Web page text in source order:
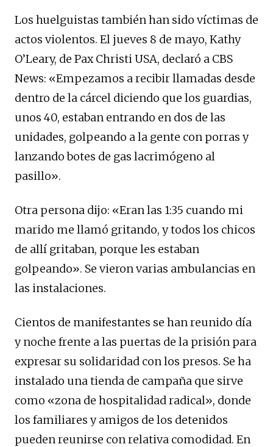
Los huelguistas también han sido víctimas de
actos violentos. El jueves 8 de mayo, Kathy
O’Leary, de Pax Christi USA, declaró a CBS
News: «Empezamos a recibir llamadas desde
dentro de la cárcel diciendo que los guardias,
unos 40, estaban entrando en dos de las
unidades, golpeando a la gente con porras y
lanzando botes de gas lacrimógeno al
pasillo».
Otra persona dijo: «Eran las 1:35 cuando mi
marido me llamó gritando, y todos los chicos
de allí gritaban, porque les estaban
golpeando». Se vieron varias ambulancias en
las instalaciones.
Cientos de manifestantes se han reunido día
y noche frente a las puertas de la prisión para
expresar su solidaridad con los presos. Se ha
instalado una tienda de campaña que sirve
como «zona de hospitalidad radical», donde
los familiares y amigos de los detenidos
pueden reunirse con relativa comodidad. En